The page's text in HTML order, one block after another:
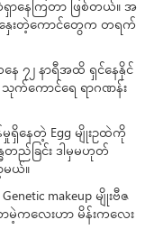
နေကြတာ ဖြစ်တယ်။ အ
နှေးတဲ့ကောင်တွေက တရက်
၇၂ နာရီအထိ ရှင်နေနိုင်
ကောင်ရေ ရာဂဏန်း
နေတဲ့ Egg မျိုးဥထဲကို
တည်ခြင်း ဒါမှမဟုတ်
မယ်။
makeup မျိုးဗီဇ
ာမဲ့ကလေးဟာ မိန်းကလေး